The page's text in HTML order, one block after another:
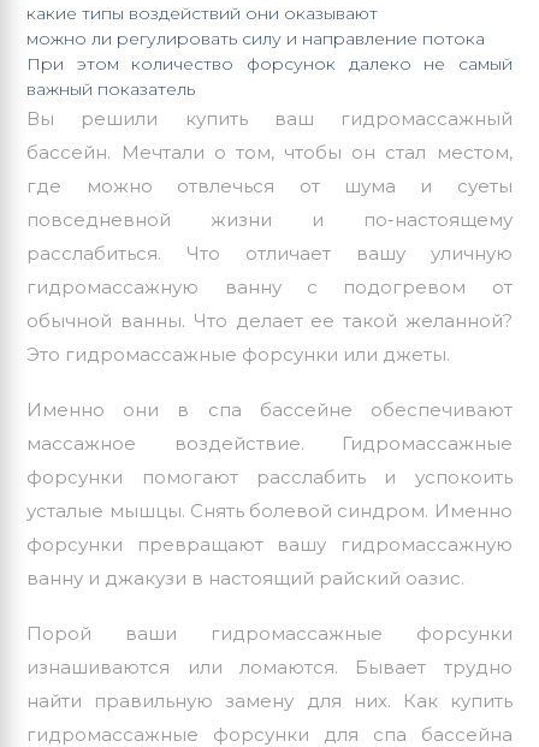
какие типы воздействий они оказывают
можно ли регулировать силу и направление потока
При этом количество форсунок далеко не самый
важный показатель
Вы решили купить ваш
гидромассажный
бассейн. Мечтали о том, чтобы он стал местом,
где можно отвлечься от шума и суеты
повседневной жизни и по-настоящему
расслабиться. Что отличает вашу уличную
гидромассажную ванну с подогревом от
обычной ванны. Что делает ее такой желанной?
Это гидромассажные форсунки или джеты.
Именно они в спа бассейне обеспечивают
массажное воздействие. Гидромассажные
форсунки помогают расслабить и успокоить
усталые мышцы. Снять болевой синдром. Именно
форсунки превращают вашу гидромассажную
ванну и джакузи в настоящий райский оазис.
Порой ваши гидромассажные форсунки
изнашиваются или ломаются. Бывает трудно
найти правильную замену для них. Как купить
гидромассажные форсунки для спа бассейна